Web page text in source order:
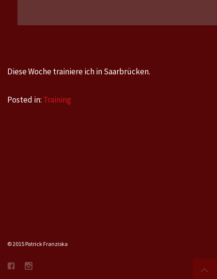
Diese Woche trainiere ich in Saarbrücken.
Posted in: Training
© 2015 Patrick Franziska